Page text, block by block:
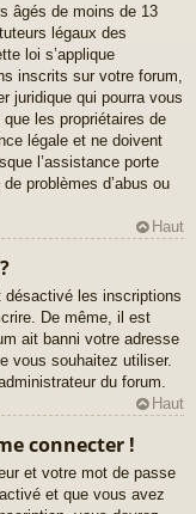
âgés de moins de 13
légaux des
loi s’applique
inscrits sur votre forum,
juridique qui pourra vous
les propriétaires de
légale et ne doivent
l’assistance porte
problèmes d’abus ou
Haut
désactivé les inscriptions
De même, il est
ait banni votre adresse
vous souhaitez utiliser.
du forum.
Haut
connecter !
et votre mot de passe
et que vous avez